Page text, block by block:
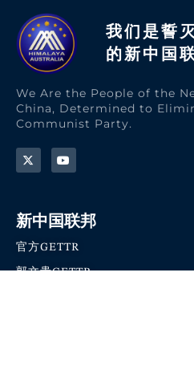
我们是誓
的新中国
We Are the People of the
China, Determined to
Communist Party.
新中国联邦
官方GETTR
郭文贵GETTR